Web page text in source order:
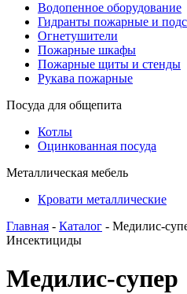
Водопенное оборудование
Гидранты пожарные и
Огнетушители
Пожарные шкафы
Пожарные щиты и стенды
Рукава пожарные
Посуда для общепита
Котлы
Оцинкованная посуда
Металлическая мебель
Кровати металлические
Главная - Каталог - Медилис-
Инсектициды
Медилис-супер